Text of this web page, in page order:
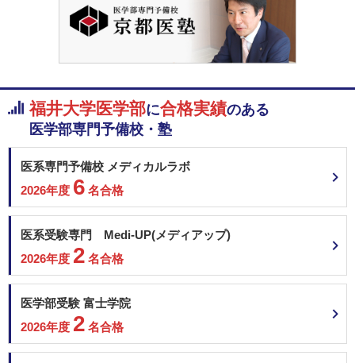
大分大学 国公立
北里大学 私立
偏差値ランキングを見る
福井大学医学部に合格実績のある
医学部専門予備校・塾
医系専門予備校 メディカルラボ
2026年度 6 名合格
医系受験専門 Medi-UP(メディアップ)
2026年度 2 名合格
医学部受験 富士学院
2026年度 2 名合格